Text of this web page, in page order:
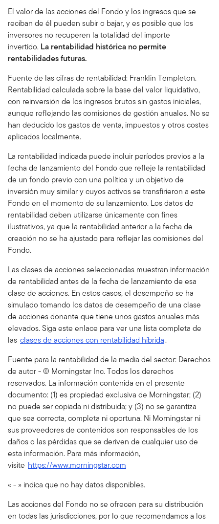
El valor de las acciones del Fondo y los ingresos que se
reciban de él pueden subir o bajar, y es posible que los
inversores no recuperen la totalidad del importe
invertido. La rentabilidad histórica no permite
rentabilidades futuras.
Fuente de las cifras de rentabilidad: Franklin Templeton.
Rentabilidad calculada sobre la base del valor liquidativo,
con reinversión de los ingresos brutos sin gastos iniciales,
aunque reflejando las comisiones de gestión anuales. No se
han deducido los gastos de venta, impuestos y otros costes
aplicados localmente.
La rentabilidad indicada puede incluir períodos previos a la
fecha de lanzamiento del Fondo que refleje la rentabilidad
de un fondo previo con una política y un objetivo de
inversión muy similar y cuyos activos se transfirieron a este
Fondo en el momento de su lanzamiento. Los datos de
rentabilidad deben utilizarse únicamente con fines
ilustrativos, ya que la rentabilidad anterior a la fecha de
creación no se ha ajustado para reflejar las comisiones del
Fondo.
Las clases de acciones seleccionadas muestran información
de rentabilidad antes de la fecha de lanzamiento de esa
clase de acciones. En estos casos, el desempeño se ha
simulado tomando los datos de desempeño de una clase
de acciones donante que tiene unos gastos anuales más
elevados. Siga este enlace para ver una lista completa de
las clases de acciones con rentabilidad híbrida.
Fuente para la rentabilidad de la media del sector: Derechos
de autor - © Morningstar Inc. Todos los derechos
reservados. La información contenida en el presente
documento: (1) es propiedad exclusiva de Morningstar; (2)
no puede ser copiada ni distribuida; y (3) no se garantiza
que sea correcta, completa ni oportuna. Ni Morningstar ni
sus proveedores de contenidos son responsables de los
daños o las pérdidas que se deriven de cualquier uso de
esta información. Para más información,
visite https://www.morningstar.com
« - » indica que no hay datos disponibles.
Las acciones del Fondo no se ofrecen para su distribución
en todas las jurisdicciones, por lo que recomendamos a los